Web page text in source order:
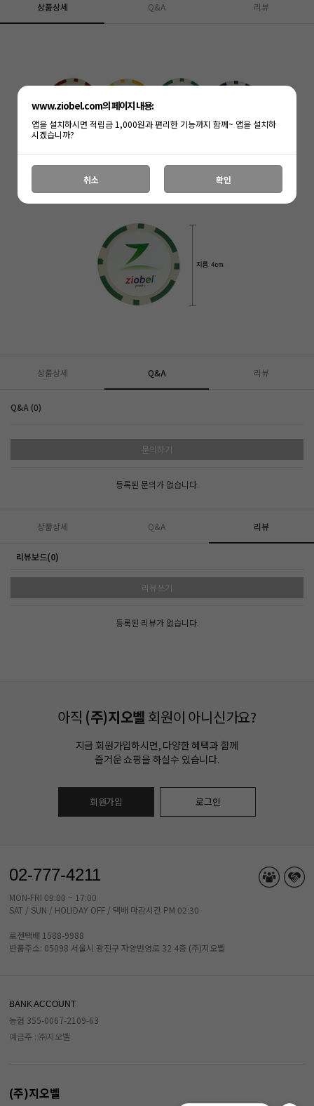
상품상세 Q&A 리뷰
상품상세 Q&A 리뷰
Q&A (0)
문의하기
등록된 문의가 없습니다.
상품상세 Q&A 리뷰
리뷰보드(0)
리뷰쓰기
등록된 리뷰가 없습니다.
아직 (주)지오벨 회원이 아니신가요?
지금 회원가입하시면, 다양한 혜택과 함께
즐거운 쇼핑을 하실수 있습니다.
회원가입 로그인
02-777-4211
MON-FRI 09:00 ~ 17:00
SAT / SUN / HOLIDAY OFF / 택배 마감시간 PM 02:30
로젠택배 1588-9988
반품주소: 05098 서울시 광진구 자양번영로 32 4층 (주)지오벨
BANK ACCOUNT
농협 355-0067-2109-63
예금주 : ㈜지오벨
(주)지오벨
www.ziobel.com의 페이지 내용:
앱을 설치하시면 적립금 1,000원과 편리한 기능까지 함께~ 앱을 설치하
시겠습니까?
취소 확인